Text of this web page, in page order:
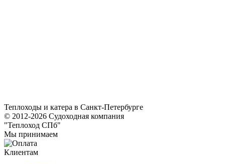
Теплоходы и катера в Санкт-Петербурге
© 2012-2026 Судоходная компания
"Теплоход СПб"
Мы принимаем
Клиентам